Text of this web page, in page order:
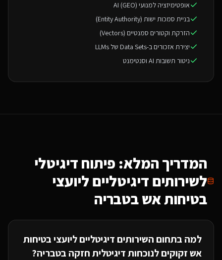
אופטימיזציה למנועי AI (GEO)
בניית סמכות ישות (Entity Authority)
הזרקת וקטורים סמנטיים (Vectors)
יצירת אזכורים ב-Data Sets של LLMs
ניטור תשובות AI וסנטימנט
המדריך המלא: פיתוח דיגיטלי
לשירותים דיגיטליים ליועצי
בטיחות אשבטבריה
למה בתחום השירותים דיגיטליים ליועצי בטיחות
אשזקוקים לנוכחות דיגיטלית חזקה בטבריה?